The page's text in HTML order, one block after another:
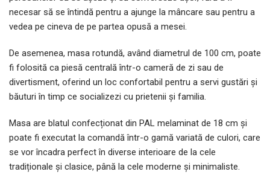
necesar să se întindă pentru a ajunge la mâncare sau pentru a
vedea pe cineva de pe partea opusă a mesei.
De asemenea, masa rotundă, având diametrul de 100 cm, poate
fi folosită ca piesă centrală într-o cameră de zi sau de
divertisment, oferind un loc confortabil pentru a servi gustări și
băuturi în timp ce socializezi cu prietenii și familia.
Masa are blatul confecționat din PAL melaminat de 18 cm și
poate fi executat la comandă într-o gamă variată de culori, care
se vor încadra perfect în diverse interioare de la cele
tradiționale și clasice, până la cele moderne și minimaliste.